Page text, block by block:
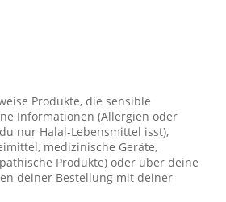
Produkte, die sensible
Informationen (Allergien oder
nur Halal-Lebensmittel isst),
medizinische Geräte,
Produkte) oder über deine
deiner Bestellung mit deiner